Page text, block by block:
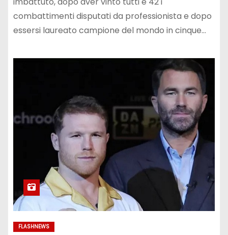
combattimenti disputati da professionista e dopo
essersi laureato campione del mondo in cinque…
FLASHNEWS